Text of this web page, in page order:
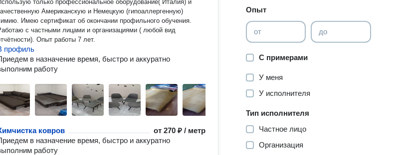
только профессиональное оборудование( Италия) и
Американскую и Немецкую (гипоаллергенную)
сертификат об окончании профильного обучения.
с частными лицами и организациями ( любой вид
отчётности). Опыт работы 7 лет.
профиль
в назначение время, быстро и аккуратно
работу
ковров от270 ₽ / метр
в назначение время, быстро и аккуратно
работу
Опыт
от до
С примерами
У меня
У исполнителя
Тип исполнителя
Частное лицо
Организация